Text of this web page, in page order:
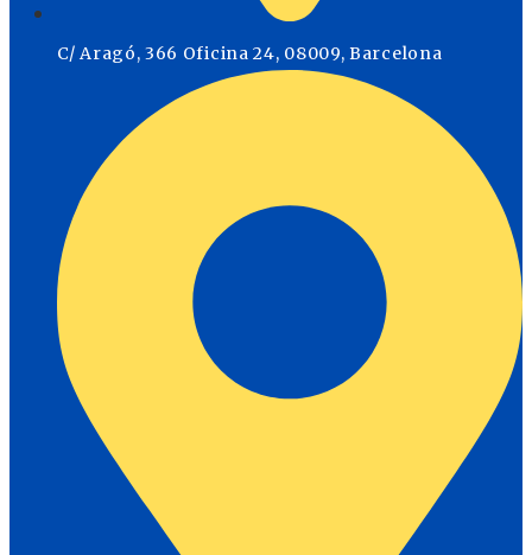
C/ Aragó, 366 Oficina 24, 08009, Barcelona